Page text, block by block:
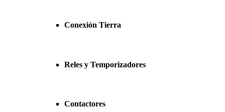
Conexión Tierra
Reles y Temporizadores
Contactores